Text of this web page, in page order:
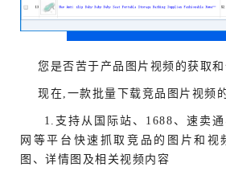
您是否苦于产品图片视频的获取和
现在,一款批量下载竞品图片视频
1.支持从国际站、1688、速卖通
网等平台快速抓取竞品的图片和视
图、详情图及相关视频内容